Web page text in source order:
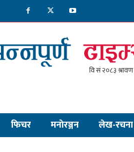
फिचर मनाेरञ्जन लेख-रचना